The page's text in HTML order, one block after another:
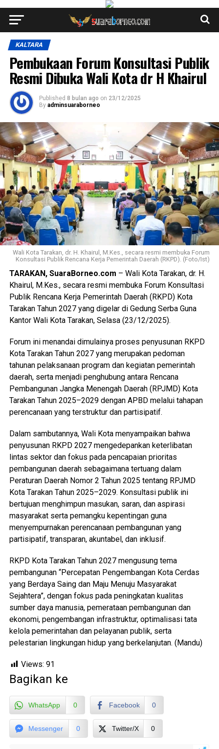
KALTARA
Pembukaan Forum Konsultasi Publik
Resmi Dibuka Wali Kota dr H Khairul
Published 8 bulan ago on 23/12/2025
By adminsuaraborneo
Wali Kota Tarakan, dr. H. Khairul, M.Kes., secara resmi membuka Forum
Konsultasi Publik Rencana Kerja Pemerintah Daerah (RKPD). (Foto/Ist)
TARAKAN, SuaraBorneo.com – Wali Kota Tarakan, dr. H.
Khairul, M.Kes., secara resmi membuka Forum Konsultasi
Publik Rencana Kerja Pemerintah Daerah (RKPD) Kota
Tarakan Tahun 2027 yang digelar di Gedung Serba Guna
Kantor Wali Kota Tarakan, Selasa (23/12/2025).
Forum ini menandai dimulainya proses penyusunan RKPD
Kota Tarakan Tahun 2027 yang merupakan pedoman
tahunan pelaksanaan program dan kegiatan pemerintah
daerah, serta menjadi penghubung antara Rencana
Pembangunan Jangka Menengah Daerah (RPJMD) Kota
Tarakan Tahun 2025–2029 dengan APBD melalui tahapan
perencanaan yang terstruktur dan partisipatif.
Dalam sambutannya, Wali Kota menyampaikan bahwa
penyusunan RKPD 2027 mengedepankan keterlibatan
lintas sektor dan fokus pada pencapaian prioritas
pembangunan daerah sebagaimana tertuang dalam
Peraturan Daerah Nomor 2 Tahun 2025 tentang RPJMD
Kota Tarakan Tahun 2025–2029. Konsultasi publik ini
bertujuan menghimpun masukan, saran, dan aspirasi
masyarakat serta pemangku kepentingan guna
menyempurnakan perencanaan pembangunan yang
partisipatif, transparan, akuntabel, dan inklusif.
RKPD Kota Tarakan Tahun 2027 mengusung tema
pembangunan “Percepatan Pengembangan Kota Cerdas
yang Berdaya Saing dan Maju Menuju Masyarakat
Sejahtera”, dengan fokus pada peningkatan kualitas
sumber daya manusia, pemerataan pembangunan dan
ekonomi, pengembangan infrastruktur, optimalisasi tata
kelola pemerintahan dan pelayanan publik, serta
pelestarian lingkungan hidup yang berkelanjutan. (Mandu)
Views: 91
Bagikan ke
WhatsApp 0 Facebook 0
Messenger 0 Twitter/X 0